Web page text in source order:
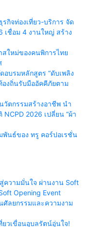
กิจท่องเที่ยว-บริการ จัด
เชื่อม 4 งานใหญ่ สร้าง
ใหม่ของคนพิการไทย
บรมหลักสูตร “ดับเพลิง
งถิ่นรับมืออัคคีภัยตาม
วัตกรรมสร้างอาชีพ นำ
2026 เปลี่ยน “ผ้า
พันธ์ของ ทรู คอร์ปอเรชั่น
ความมั่นใจ ผ่านงาน Soft
Opening Event
ลยกรรมและความงาม
ยวเขื่อนอุบลรัตน์อุ่นใจ!